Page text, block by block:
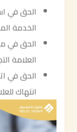
الحق في
الخدمة
الحق في
العلامة
الحق في
انتهاك